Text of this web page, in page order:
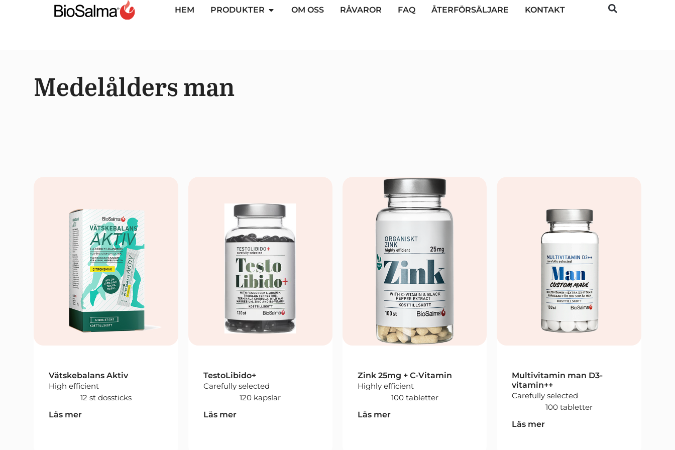
HEM PRODUKTER OM OSS RÅVAROR FAQ ÅTERFÖRSÄLJARE KONTAKT
Medelålders man
Vätskebalans Aktiv
High efficient
12 st dossticks
Läs mer
TestoLibido+
Carefully selected
120 kapslar
Läs mer
Zink 25mg + C-Vitamin
Highly efficient
100 tabletter
Läs mer
Multivitamin man D3-
vitamin++
Carefully selected
100 tabletter
Läs mer